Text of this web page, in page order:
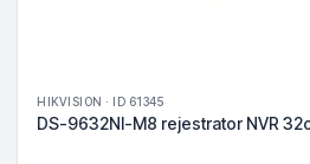
HIKVISION · ID 61345
DS-9632NI-M8 rejestrator NVR